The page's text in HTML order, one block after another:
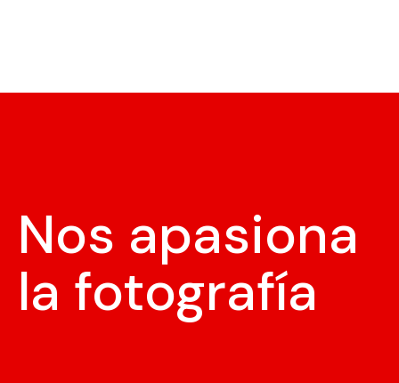
Nos apasiona
la fotografía